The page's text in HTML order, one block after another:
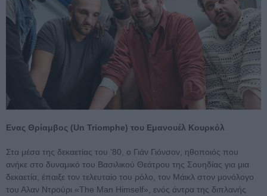
Ενας Θρίαμβος (Un Triomphe) του Εμανουέλ Κουρκόλ
Στα μέσα της δεκαετίας του ’80, ο Γιάν Γιόνσον, ηθοποιός που
ανήκε στο δυναμικό του Βασιλικού Θεάτρου της Σουηδίας για μια
δεκαετία, έπαιξε τον τελευταίο του ρόλο, τον Μάικλ στον μονόλογο
του Αλαν Ντρούρι «The Man Himself», ενός άντρα της διπλανής